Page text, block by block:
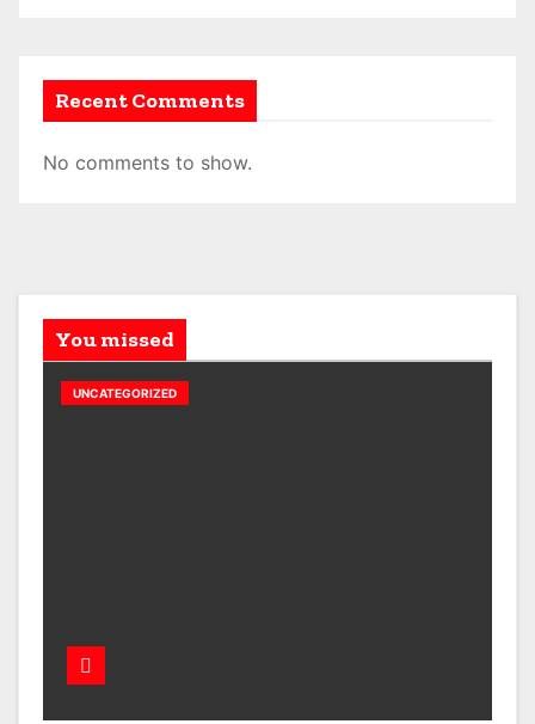
Recent Comments
No comments to show.
You missed
UNCATEGORIZED